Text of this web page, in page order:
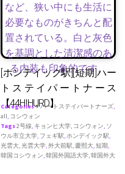
[ホンデイック駅][短期]ハー
トステイパートナース
【44HIHURD】
Categories♥ ハートステイパートナーズ,
all, コシウォン
Tags2号線, キョンヒ大学, コシウォン, ソ
ウル市立大学, フェギ駅,ホンデイック駅,
光雲大,光雲大学,外大前駅, 慶熙大,短期,
韓国コシウォン,韓国外国語大学,韓国外大